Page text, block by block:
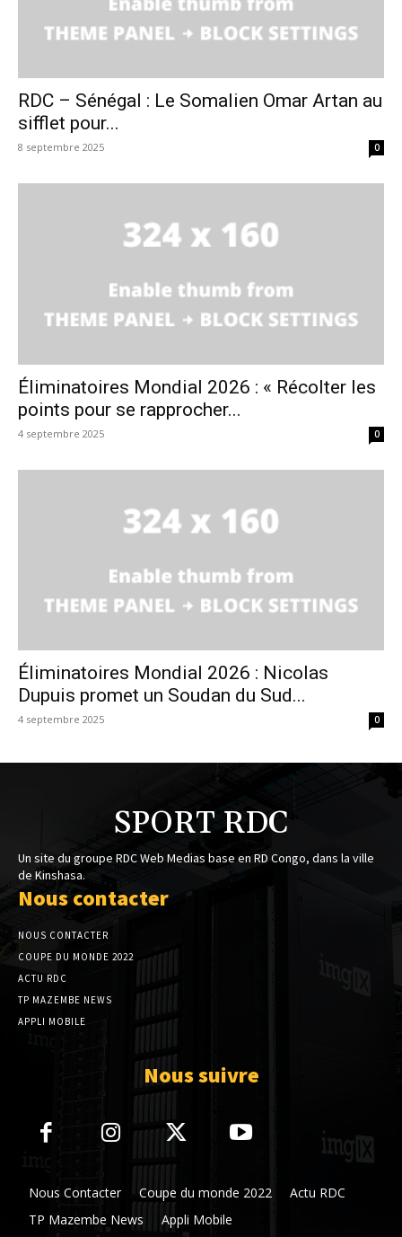
RDC – Sénégal : Le Somalien Omar Artan au
sifflet pour...
8 septembre 2025 0
Éliminatoires Mondial 2026 : « Récolter les
points pour se rapprocher...
4 septembre 2025 0
Éliminatoires Mondial 2026 : Nicolas
Dupuis promet un Soudan du Sud...
4 septembre 2025 0
SPORT RDC
Un site du groupe RDC Web Medias base en RD Congo, dans la ville
de Kinshasa.
Nous contacter
NOUS CONTACTER
COUPE DU MONDE 2022
ACTU RDC
TP MAZEMBE NEWS
APPLI MOBILE
Nous suivre
Nous Contacter Coupe du monde 2022
Actu RDC
TP Mazembe News
Appli Mobile